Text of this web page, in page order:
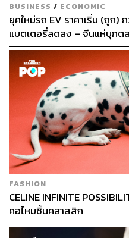
BUSINESS / ECONOMIC
ยุคใหม่รถ EV ราคาเริ่ม (ถูก)
แบตเตอรี่ลดลง – จีนแห่บุกต
FASHION
CELINE INFINITE
คอไหมชิ้นคลาสสิก